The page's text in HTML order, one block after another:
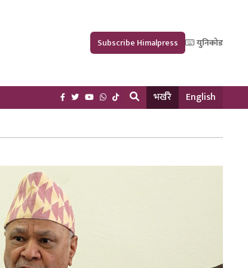
Subscribe Himalpress युनिकोड
भर्खरै English